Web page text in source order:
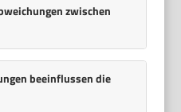
zwischen
beeinflussen die